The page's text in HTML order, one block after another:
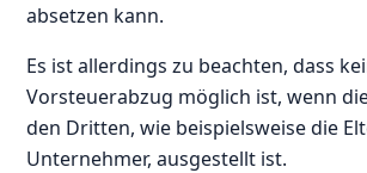
absetzen kann.
Es ist allerdings zu beachten, dass
Vorsteuerabzug möglich ist, wenn
den Dritten, wie beispielsweise die
Unternehmer, ausgestellt ist.